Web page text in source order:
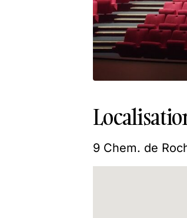
9 Chem. de